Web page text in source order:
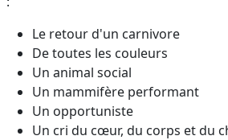
Le retour d'un carnivore
De toutes les couleurs
Un animal social
Un mammifère performant
Un opportuniste
Un cri du cœur, du corps et du